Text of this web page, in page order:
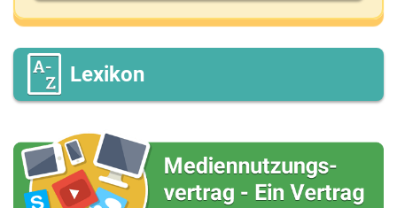
Deine E-Mail-Adresse (wenn du eine Antwort
möchtest)
Deine Nachricht
Lexikon